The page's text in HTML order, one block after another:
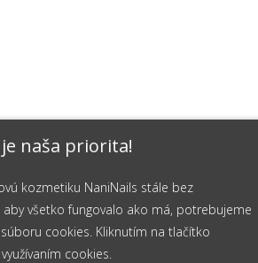
naša priorita!
kozmetiku NaniNails stále bez
všetko fungovalo ako má, potrebujeme
cookies. Kliknutím na tlačítko
cookies.